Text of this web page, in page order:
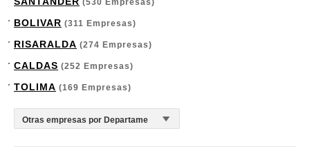
(530 Empresas)
BOLIVAR (311 Empresas)
RISARALDA (274 Empresas)
CALDAS (252 Empresas)
TOLIMA (169 Empresas)